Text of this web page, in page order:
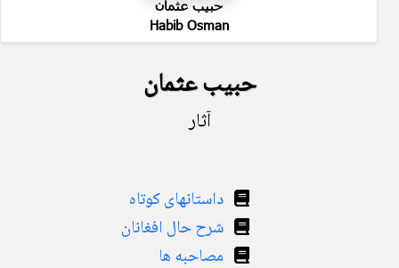
حبیب عثمان
Habib Osman
حبیب عثمان
آثار
داستانهای کوتاه
شرح حال افغانان
مصاحبه ها